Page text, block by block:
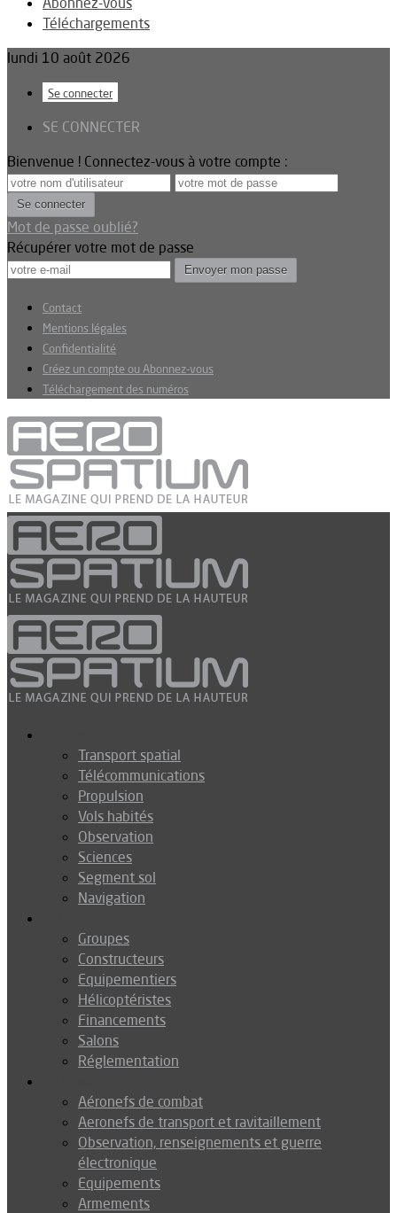
Téléchargements
lundi 10 août 2026
Se connecter
SE CONNECTER
Bienvenue ! Connectez-vous à votre compte :
Mot de passe oublié?
Récupérer votre mot de passe
Contact
Mentions légales
Confidentialité
Créez un compte ou Abonnez-vous
Téléchargement des numéros
Transport spatial
Télécommunications
Propulsion
Vols habités
Observation
Sciences
Segment sol
Navigation
Groupes
Constructeurs
Equipementiers
Hélicoptéristes
Financements
Salons
Réglementation
Aéronefs de combat
Aeronefs de transport et ravitaillement
Observation, renseignements et guerre
électronique
Equipements
Armements